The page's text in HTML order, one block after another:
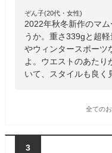
ぞん子(20代・女性)
2022年秋冬新作のマ
うか。重さ339gと超
やウィンタースポーツ
よ。ウエストのあたり
いて、スタイルも良く
全ての
3